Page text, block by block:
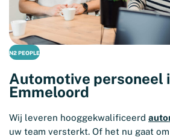
N2 PEOPLE
Automotive personeel
Emmeloord
Wij leveren hooggekwalificeerd
uw team versterkt. Of het nu gaat om